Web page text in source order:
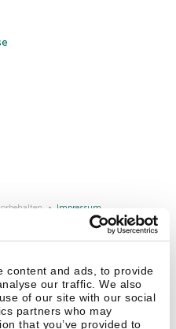
content and ads, to provide
our traffic. We also
of our site with our social
partners who may
that you’ve provided to
Impressum
Lizenzvereinbarung B2B
Weitere Informationen